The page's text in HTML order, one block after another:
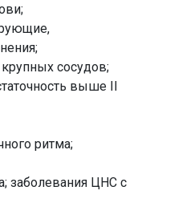
сосудов;
выше II
ритма;
заболевания ЦНС с